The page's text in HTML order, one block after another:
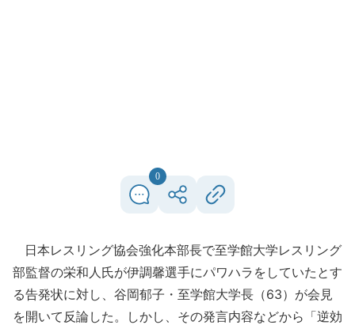
0
日本レスリング協会強化本部長で至学館大学レスリング
部監督の栄和人氏が伊調馨選手にパワハラをしていたとす
る告発状に対し、谷岡郁子・至学館大学長（63）が会見
を開いて反論した。しかし、その発言内容などから「逆効